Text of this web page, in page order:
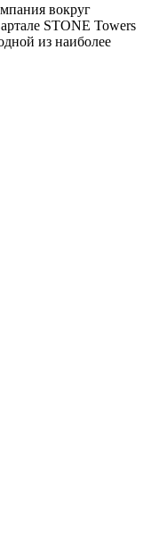
вокруг
STONE Towers
из наиболее